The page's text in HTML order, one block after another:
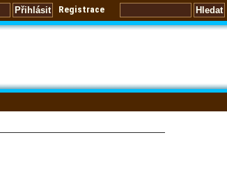
Registrace